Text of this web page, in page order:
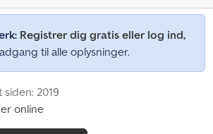
Registrer dig gratis eller log ind,
til alle oplysninger.
2019
online